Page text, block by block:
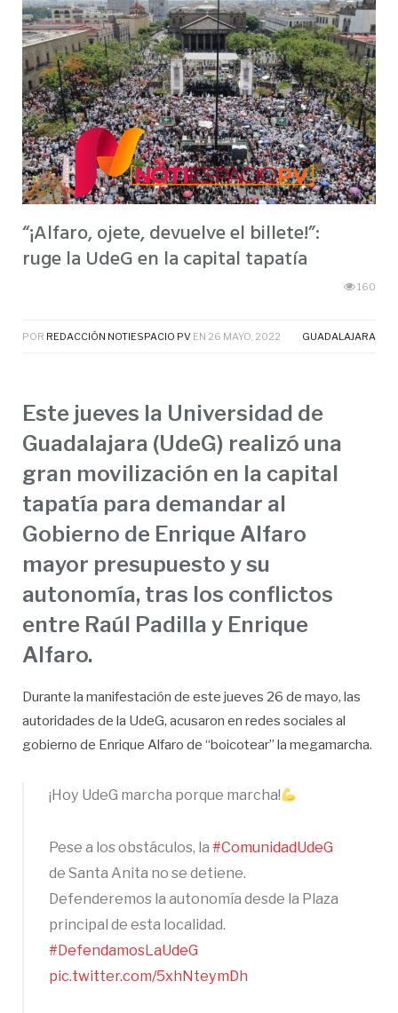
“¡Alfaro, ojete, devuelve el billete!”:
ruge la UdeG en la capital tapatía
160
POR REDACCIÓN NOTIESPACIO PV EN 26 MAYO, 2022 GUADALAJARA
Este jueves la Universidad de
Guadalajara (UdeG) realizó una
gran movilización en la capital
tapatía para demandar al
Gobierno de Enrique Alfaro
mayor presupuesto y su
autonomía, tras los conflictos
entre Raúl Padilla y Enrique
Alfaro.
Durante la manifestación de este jueves 26 de mayo, las
autoridades de la UdeG, acusaron en redes sociales al
gobierno de Enrique Alfaro de “boicotear” la megamarcha.
¡Hoy UdeG marcha porque marcha!
Pese a los obstáculos, la #ComunidadUdeG
de Santa Anita no se detiene.
Defenderemos la autonomía desde la Plaza
principal de esta localidad.
#DefendamosLaUdeG
pic.twitter.com/5xhNteymDh